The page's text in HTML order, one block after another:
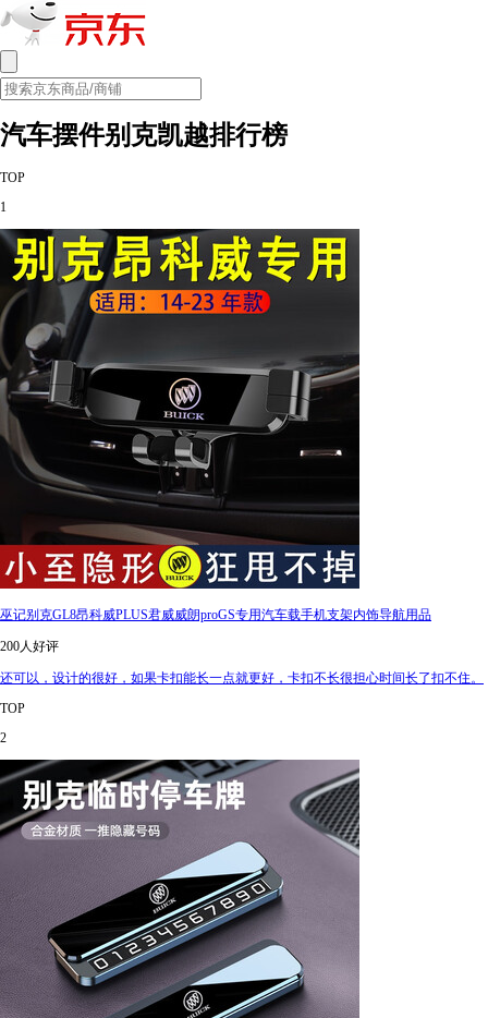
汽车摆件别克凯越排行榜
TOP
1
巫记别克GL8昂科威PLUS君威威朗proGS专用汽车载手机支架内饰导航用品
200人好评
还可以，设计的很好，如果卡扣能长一点就更好，卡扣不长很担心时间长了扣不住。
TOP
2